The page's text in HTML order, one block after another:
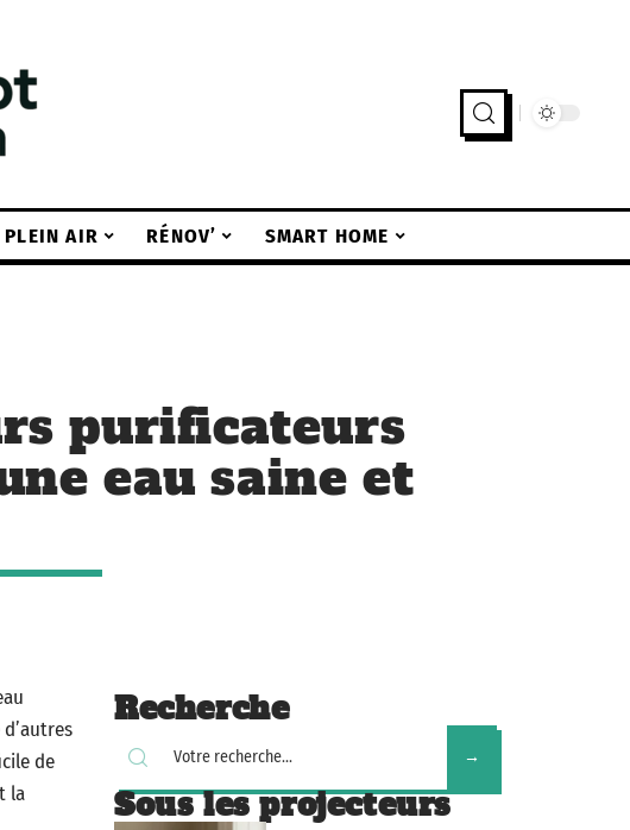
PLEIN AIR RÉNOV’ SMART HOME
purificateurs
eau saine et
de
la
Recherche
Sous les projecteurs